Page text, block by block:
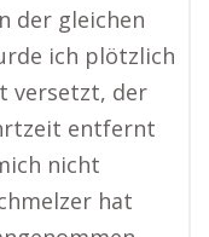
der gleichen
ich plötzlich
versetzt, der
entfernt
nicht
hat